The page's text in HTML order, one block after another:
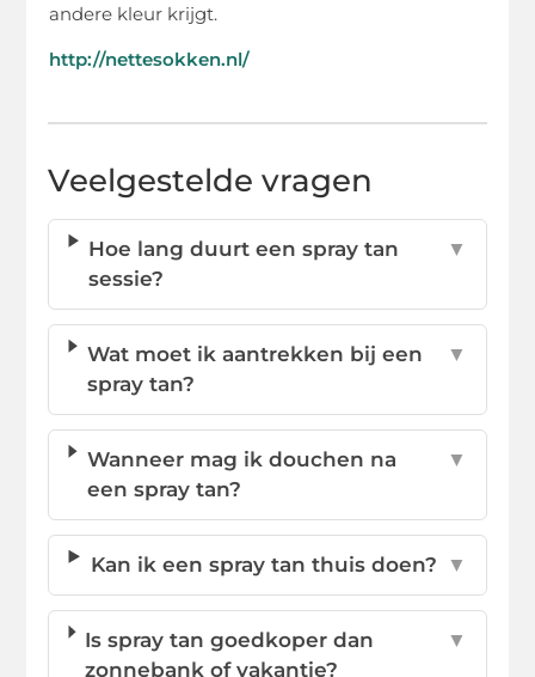
andere kleur krijgt.
http://nettesokken.nl/
Veelgestelde vragen
Hoe lang duurt een spray tan
sessie?
▼
Wat moet ik aantrekken bij een
spray tan?
▼
Wanneer mag ik douchen na
een spray tan?
▼
Kan ik een spray tan thuis doen? ▼
Is spray tan goedkoper dan
zonnebank of vakantie?
▼